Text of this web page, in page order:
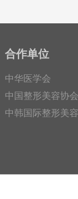
合作单位
中华医学会
中国整形美容协会
中韩国际整形美